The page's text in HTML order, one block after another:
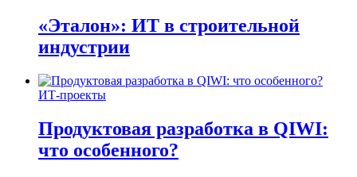
«Эталон»: ИТ в строительной
индустрии
ИТ-проекты
Продуктовая разработка в QIWI:
что особенного?